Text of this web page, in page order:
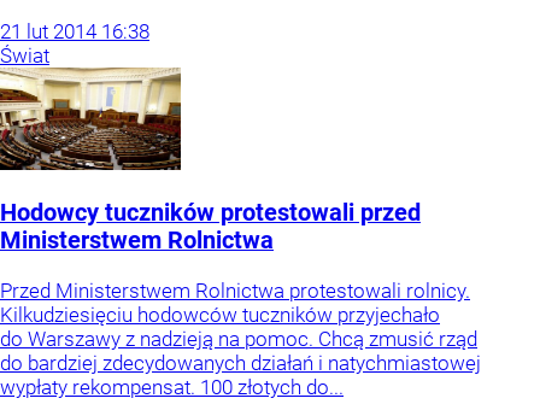
21 lut 2014 16:38
Świat
Hodowcy tuczników protestowali przed
Ministerstwem Rolnictwa
Przed Ministerstwem Rolnictwa protestowali rolnicy.
Kilkudziesięciu hodowców tuczników przyjechało
do Warszawy z nadzieją na pomoc. Chcą zmusić rząd
do bardziej zdecydowanych działań i natychmiastowej
wypłaty rekompensat. 100 złotych do...